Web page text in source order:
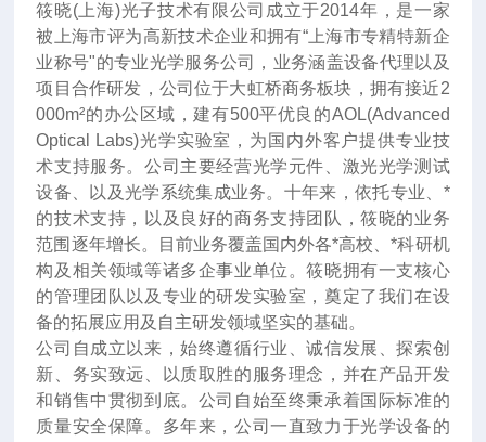
筱晓(上海)光子技术有限公司成立于2014年 ， 是一家
被上海市评为高新技术企业和拥有“上海市专精特新企
业称号"的专业光学服务公司，业务涵盖设备代理以及
项目合作研发，公司位于大虹桥商务板块，拥有接近2
000m²的办公区域，建有500平优良的AOL(Advanced
Optical Labs)光学实验室，为国内外客户提供专业技
术支持服务。公司主要经营光学元件、激光光学测试
设备、以及光学系统集成业务。十年来 ，依托专业、*
的技术支持，以及良好的商务支持团队，筱晓的业务
范围逐年增长。目前业务覆盖国内外各*高校、*科研机
构及相关领域等诸多企事业单位。筱晓拥有一支核心
的管理团队以及专业的研发实验室，奠定了我们在设
备的拓展应用及自主研发领域坚实的基础。
公司自成立以来，始终遵循行业、诚信发展、探索创
新、务实致远、以质取胜的服务理念，并在产品开发
和销售中贯彻到底。公司自始至终秉承着国际标准的
质量安全保障。多年来，公司一直致力于光学设备的